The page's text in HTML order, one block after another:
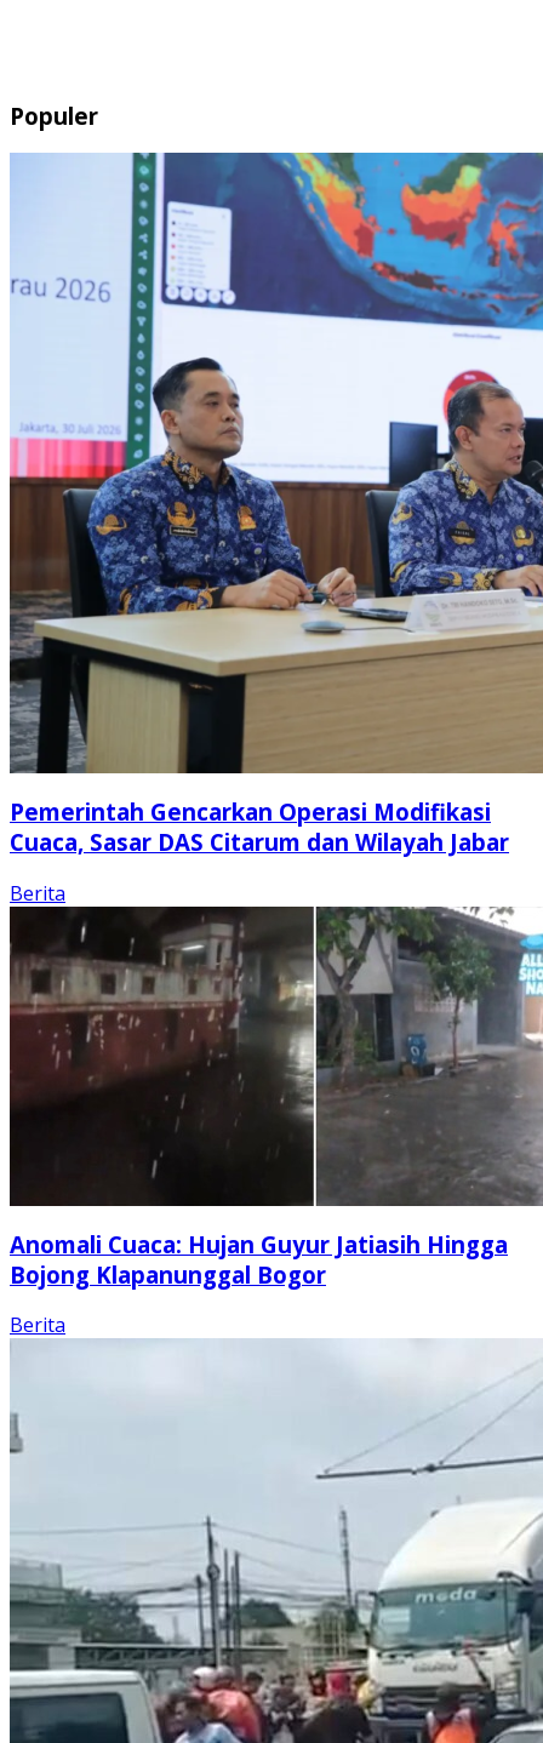
Populer
Pemerintah Gencarkan Operasi Modifikasi
Cuaca, Sasar DAS Citarum dan Wilayah Jabar
Berita
Anomali Cuaca: Hujan Guyur Jatiasih Hingga
Bojong Klapanunggal Bogor
Berita